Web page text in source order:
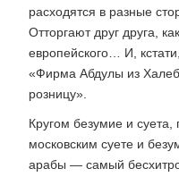
расходятся в разные
Отторгают друг друга,
европейского… И,
«Фирма Абдулы из
розницу».
Кругом безумие и
московским суете и
арабы — самый